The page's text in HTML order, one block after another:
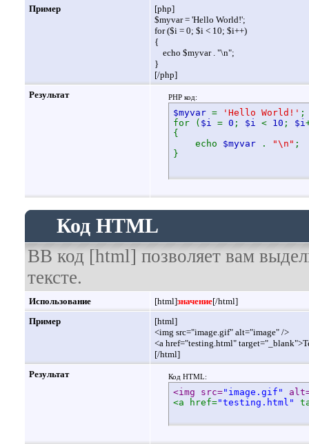
Пример
[php]
$myvar = 'Hello World!';
for ($i = 0; $i < 10; $i++)
{
echo $myvar . "\n";
}
[/php]
Результат
PHP код:
$myvar = 'Hello World!' ;
for ( $i = 0 ; $i < 10 ; $i
{
echo $myvar . "\n" ;
}
Код HTML
BB код [html] позволяет вам
тексте.
Использование [html]значение[/html]
Пример
[html]
<img src="image.gif" alt="image" />
<a href="testing.html"
[/html]
Результат
Код HTML:
<img src="image.gif"
<a href="testing.html"